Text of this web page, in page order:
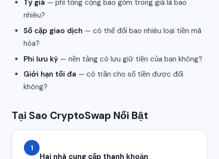
Tỷ giá — phí tổng cộng bao gồm trong giá là bao
nhiêu?
Số cặp giao dịch — có thể đổi bao nhiêu loại tiền mã
hóa?
Phi lưu ký — nền tảng có lưu giữ tiền của bạn không?
Giới hạn tối đa — có trần cho số tiền được đổi
không?
Tại Sao CryptoSwap Nổi Bật
1
Hai nhà cung cấp thanh khoản